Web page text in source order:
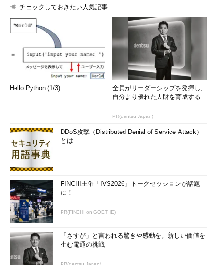
チェックしておきたい人気記事
Hello Python (1/3)
全員がリーダーシップを発揮し、
自分より優れた人財を育成する
PR(dentsu Japan)
DDoS攻撃（Distributed Denial of Service Attack）
とは
FINCHI主催「IVS2026」トークセッションが話題
に！
PR(FINCHI on GOETHE)
「さすが」と言われる驚きや感動を。新しい価値を
生む電通の挑戦
PR(dentsu Japan)